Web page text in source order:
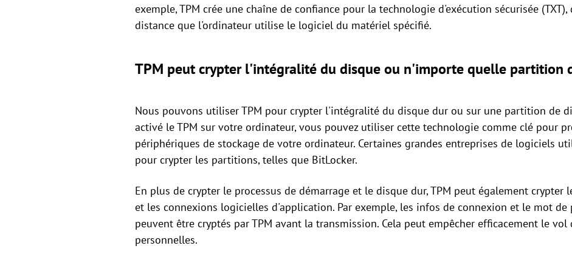
exemple, TPM crée une chaîne de confiance pour la technologie d'exécution sécurisée
distance que l'ordinateur utilise le logiciel du matériel spécifié.
TPM peut crypter l'intégralité du disque ou n'importe quelle partition
Nous pouvons utiliser TPM pour crypter l'intégralité du disque dur ou sur une partition de
activé le TPM sur votre ordinateur, vous pouvez utiliser cette technologie comme clé pour
périphériques de stockage de votre ordinateur. Certaines grandes entreprises de logiciels
pour crypter les partitions, telles que BitLocker.
En plus de crypter le processus de démarrage et le disque dur, TPM peut également crypter
et les connexions logicielles d'application. Par exemple, les infos de connexion et le mot de
peuvent être cryptés par TPM avant la transmission. Cela peut empêcher efficacement le
personnelles.